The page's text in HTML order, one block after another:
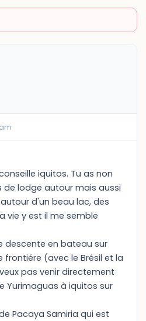
iquitos. Tu as non
lodge autour mais aussi
d'un beau lac, des
vie y est il me semble
descente en bateau sur
frontiére (avec le Brésil et la
pas venir directement
Yurimaguas à iquitos sur
Pacaya Samiria qui est